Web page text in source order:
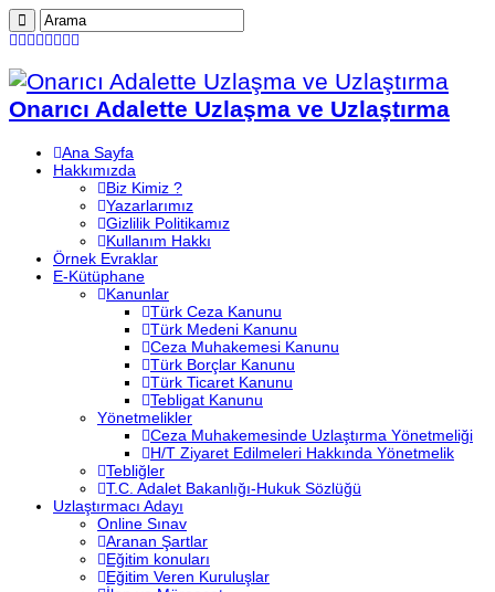
Onarıcı Adalette Uzlaşma ve Uzlaştırma
Ana Sayfa
Hakkımızda
Biz Kimiz ?
Yazarlarımız
Gizlilik Politikamız
Kullanım Hakkı
Örnek Evraklar
E-Kütüphane
Kanunlar
Türk Ceza Kanunu
Türk Medeni Kanunu
Ceza Muhakemesi Kanunu
Türk Borçlar Kanunu
Türk Ticaret Kanunu
Tebligat Kanunu
Yönetmelikler
Ceza Muhakemesinde Uzlaştırma Yönetmeliği
H/T Ziyaret Edilmeleri Hakkında Yönetmelik
Tebliğler
T.C. Adalet Bakanlığı-Hukuk Sözlüğü
Uzlaştırmacı Adayı
Online Sınav
Aranan Şartlar
Eğitim konuları
Eğitim Veren Kuruluşlar